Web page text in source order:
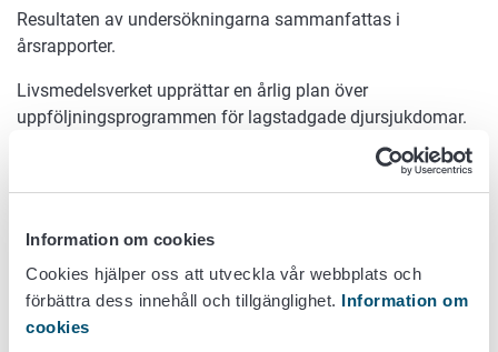
Information om cookies
Cookies hjälper oss att utveckla vår webbplats och
förbättra dess innehåll och tillgänglighet. Information om
cookies
Resultaten av undersökningarna sammanfattas i
årsrapporter.
Livsmedelsverket upprättar en årlig plan över
uppföljningsprogrammen för lagstadgade djursjukdomar.
Aujeszkys sjukdom
suis )
Klassisk svinpest
Mul- och klövsjuka